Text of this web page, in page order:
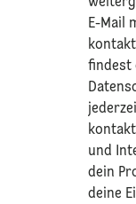
E-Mail
findest
und
dein
deine